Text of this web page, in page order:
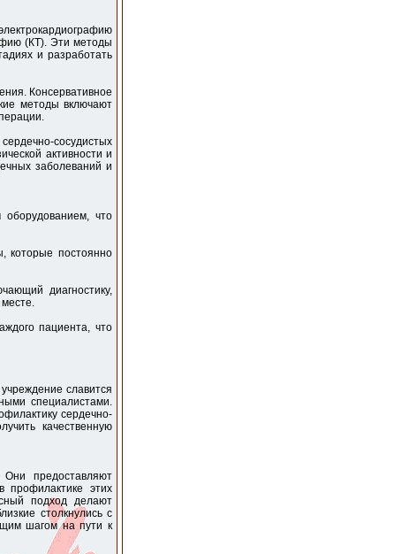
(КТ). Эти методы
и разработать
Консервативное
методы включают
сосудистых
активности и
заболеваний и
что
которые постоянно
диагностику,
пациента, что
славится
специалистами.
сердечно-
качественную
предоставляют
профилактике этих
подход делают
столкнулись с
шагом на пути к